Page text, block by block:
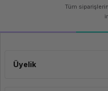
Tüm
Üyelik